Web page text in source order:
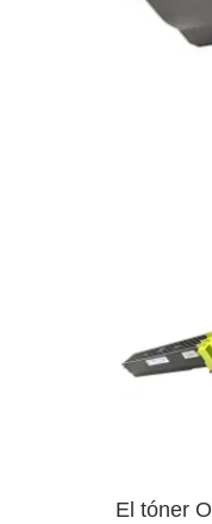
El tóner